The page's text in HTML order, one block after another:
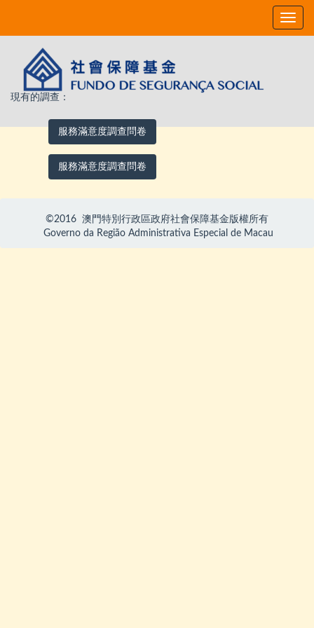
Toggle
現有的調查：
服務滿意度調查問卷
服務滿意度調查問卷
©2016 澳門特別行政區政府社會保障基金版權所有
Governo da Região Administrativa Especial de Macau